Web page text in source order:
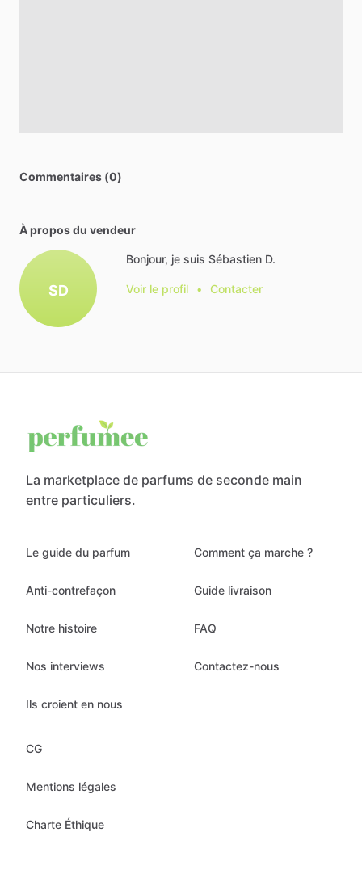
Commentaires (0)
À propos du vendeur
SD
Bonjour, je suis Sébastien D.
Voir le profil • Contacter
La marketplace de parfums de seconde main
entre particuliers.
Le guide du parfum
Anti-contrefaçon
Notre histoire
Nos interviews
Ils croient en nous
Comment ça marche ?
Guide livraison
FAQ
Contactez-nous
CG
Mentions légales
Charte Éthique